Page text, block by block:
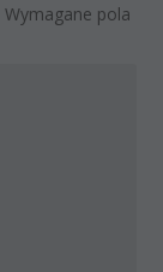
Wymagane pola